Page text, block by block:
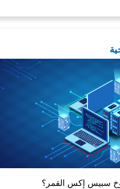
سبيس إكس القمر؟